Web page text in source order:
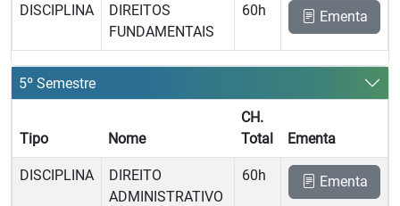
DISCIPLINA
DIREITOS
FUNDAMENTAIS
60h Ementa
5º Semestre
Tipo Nome
CH.
Total
Ementa
DISCIPLINA
DIREITO
ADMINISTRATIVO
60h Ementa